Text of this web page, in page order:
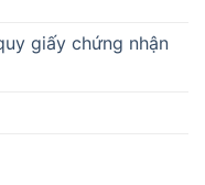
giấy chứng nhận